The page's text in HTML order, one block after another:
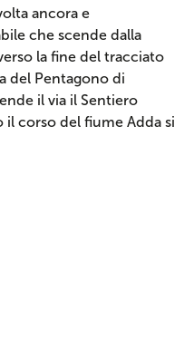
ancora e
che scende dalla
la fine del tracciato
del Pentagono di
il via il Sentiero
il corso del fiume Adda si